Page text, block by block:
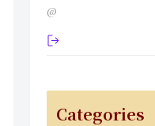
@
Categories